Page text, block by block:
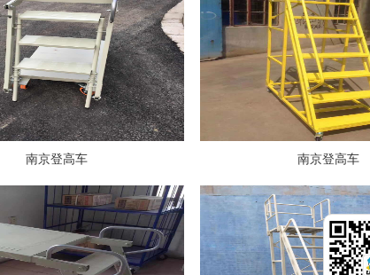
南京登高车 南京登高车